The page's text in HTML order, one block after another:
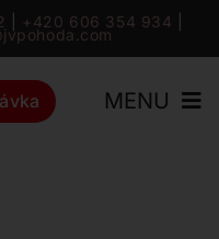
+420 606 354 934
MENU